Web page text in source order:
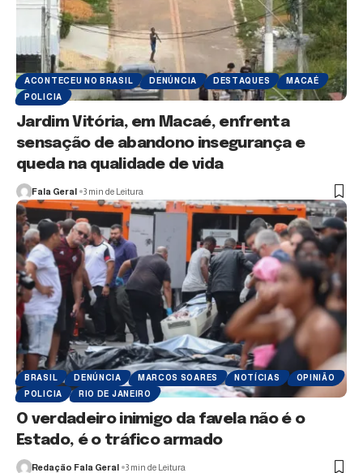
ACONTECEU NO BRASIL DENÚNCIA DESTAQUES
MACAÉ
POLICIA
Jardim Vitória, em Macaé, enfrenta
sensação de abandono insegurança e
queda na qualidade de vida
Fala Geral 3 min de Leitura
BRASIL DENÚNCIA MARCOS SOARES NOTÍCIAS
OPINIÃO
POLICIA
RIO DE JANEIRO
O verdadeiro inimigo da favela não é o
Estado, é o tráfico armado
Redação Fala Geral 3 min de Leitura